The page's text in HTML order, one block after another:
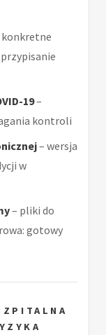
konkretne
19–
kontroli
– wersja
w
– pliki do
gotowy